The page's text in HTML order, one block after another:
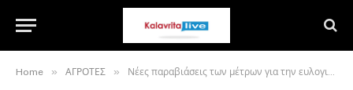
Home » ΑΓΡΟΤΕΣ » Νέες παραβιάσεις των μέτρων για την ευλογιά των αιγοπροβάτων – Βόσκηση εκτός μονάδας και παράνομες μεταφορές